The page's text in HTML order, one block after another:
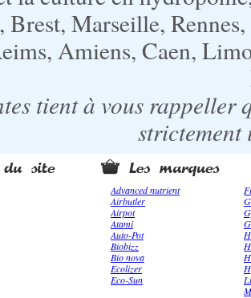
Brest, Marseille,
Amiens, Caen,
tient à vous rappeller
strictement
Advanced nutrient
Airbutler
Airpot
Atami
Auto-Pot
Biobizz
Bio nova
Ecolizer
Eco-Sun